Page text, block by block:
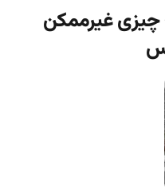
غیرممکن